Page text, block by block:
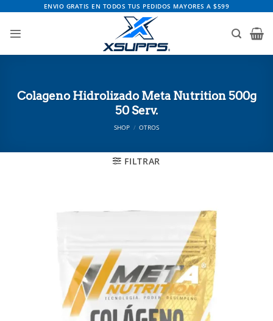
contenido
ENVIO GRATIS EN TODOS TUS PEDIDOS MAYORES A $599
Colageno Hidrolizado Meta Nutrition 500g
50 Serv.
SHOP / OTROS
FILTRAR